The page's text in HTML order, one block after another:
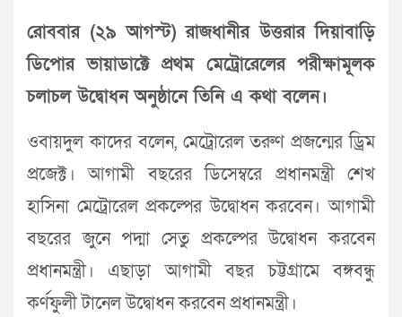
রোববার (২৯ আগস্ট) রাজধানীর উত্তরার দিয়াবাড়ি
ডিপোর ভায়াডাক্টে প্রথম মেট্রোরেলের পরীক্ষামূলক
চলাচল উদ্বোধন অনুষ্ঠানে তিনি এ কথা বলেন।
ওবায়দুল কাদের বলেন, মেট্রোরেল তরুণ প্রজন্মের ড্রিম
প্রজেক্ট। আগামী বছরের ডিসেম্বরে প্রধানমন্ত্রী শেখ
হাসিনা মেট্রোরেল প্রকল্পের উদ্বোধন করবেন। আগামী
বছরের জুনে পদ্মা সেতু প্রকল্পের উদ্বোধন করবেন
প্রধানমন্ত্রী। এছাড়া আগামী বছর চট্টগ্রামে বঙ্গবন্ধু
কর্ণফুলী টানেল উদ্বোধন করবেন প্রধানমন্ত্রী।